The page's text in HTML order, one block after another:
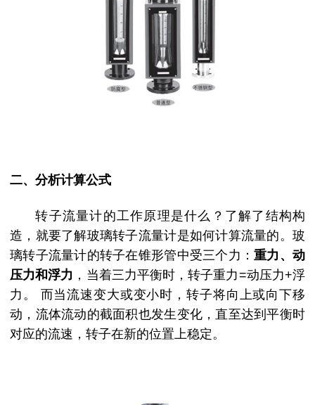
二、分析计算公式
转子流量计的工作原理是什么？了解了结构构
造，就要了解玻璃转子流量计是如何计算流量的。玻
璃转子流量计的转子在锥形管中受三个力：重力、动
压力和浮力 ，当着三力平衡时，转子重力=动压力+浮
力。 而当流速变大或变小时，转子将向上或向下移
动，流体流动的截面积也发生变化，直至达到平衡时
对应的流速，转子在新的位置上稳定。